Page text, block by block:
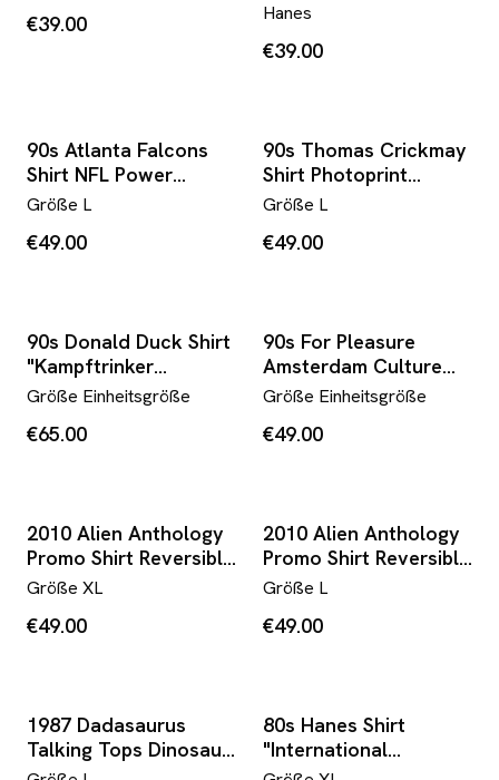
€39.00
Hanes
€39.00
90s Atlanta Falcons
Shirt NFL Power
Courage Victory
Größe L
€49.00
90s Thomas Crickmay
Shirt Photoprint
Schwarz
Größe L
€49.00
90s Donald Duck Shirt
"Kampftrinker
Leistungsklasse" Weiß
Größe Einheitsgröße
€65.00
90s For Pleasure
Amsterdam Culture
Mock Neck T-Shirt
Größe Einheitsgröße
€49.00
2010 Alien Anthology
Promo Shirt Reversible
Schwarz
Größe XL
€49.00
2010 Alien Anthology
Promo Shirt Reversible
Schwarz
Größe L
€49.00
1987 Dadasaurus
Talking Tops Dinosaur
Dad T-Shirt Weiß
80s Hanes Shirt
"International
Childrens Choir" Blau